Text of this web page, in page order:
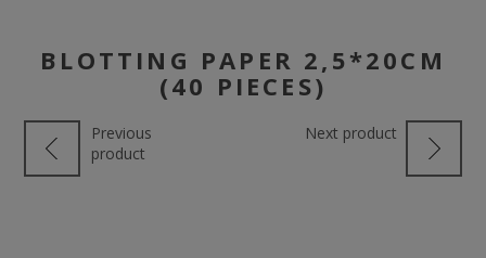
BLOTTING PAPER 2,5*20CM
(40 PIECES)
Previous
product
Next product